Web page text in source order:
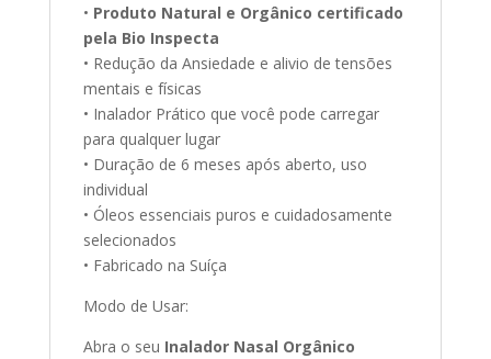
• Produto Natural e Orgânico certificado
pela Bio Inspecta
• Redução da Ansiedade e alivio de tensões
mentais e físicas
• Inalador Prático que você pode carregar
para qualquer lugar
• Duração de 6 meses após aberto, uso
individual
• Óleos essenciais puros e cuidadosamente
selecionados
• Fabricado na Suíça
Modo de Usar:
Abra o seu Inalador Nasal Orgânico